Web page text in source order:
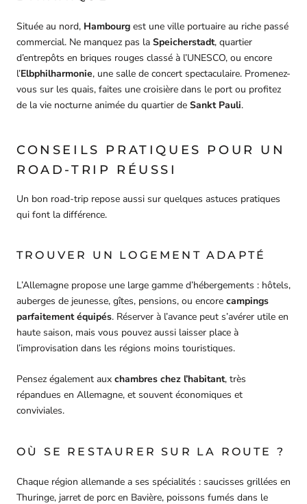
Située au nord, Hambourg est une ville portuaire au riche passé
commercial. Ne manquez pas la Speicherstadt, quartier
d’entrepôts en briques rouges classé à l’UNESCO, ou encore
l’Elbphilharmonie, une salle de concert spectaculaire. Promenez-
vous sur les quais, faites une croisière dans le port ou profitez
de la vie nocturne animée du quartier de Sankt Pauli.
CONSEILS PRATIQUES POUR UN
ROAD-TRIP RÉUSSI
Un bon road-trip repose aussi sur quelques astuces pratiques
qui font la différence.
TROUVER UN LOGEMENT ADAPTÉ
L’Allemagne propose une large gamme d’hébergements : hôtels,
auberges de jeunesse, gîtes, pensions, ou encore campings
parfaitement équipés. Réserver à l’avance peut s’avérer utile en
haute saison, mais vous pouvez aussi laisser place à
l’improvisation dans les régions moins touristiques.
Pensez également aux chambres chez l’habitant, très
répandues en Allemagne, et souvent économiques et
conviviales.
OÙ SE RESTAURER SUR LA ROUTE ?
Chaque région allemande a ses spécialités : saucisses grillées en
Thuringe, jarret de porc en Bavière, poissons fumés dans le